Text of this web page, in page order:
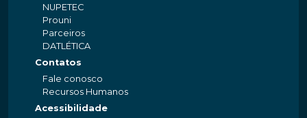
NUPETEC
Prouni
Parceiros
DATLÉTICA
Contatos
Fale conosco
Recursos Humanos
Acessibilidade